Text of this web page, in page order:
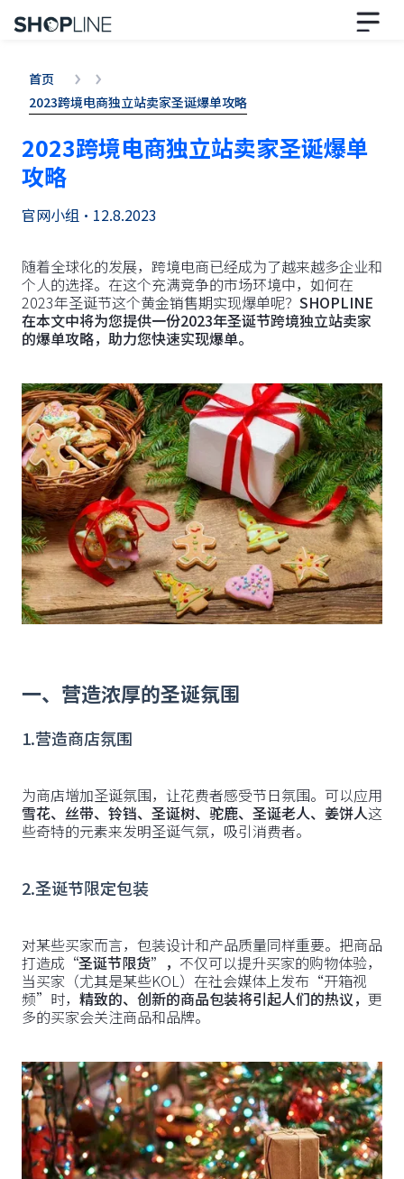
首页
2023跨境电商独立站卖家圣诞爆单攻略
2023跨境电商独立站卖家圣诞爆单
攻略
官网小组 • 12.8.2023
随着全球化的发展，跨境电商已经成为了越来越多企业和
个人的选择。在这个充满竞争的市场环境中，如何在
2023年圣诞节这个黄金销售期实现爆单呢？ SHOPLINE
在本文中将为您提供一份2023年圣诞节跨境独立站卖家
的爆单攻略，助力您快速实现爆单。
一、营造浓厚的圣诞氛围
1.营造商店氛围
为商店增加圣诞氛围，让花费者感受节日氛围。可以应用
雪花、丝带、铃铛、圣诞树、驼鹿、圣诞老人、姜饼人这
些奇特的元素来发明圣诞气氛，吸引消费者。
2.圣诞节限定包装
对某些买家而言，包装设计和产品质量同样重要。把商品
打造成 “圣诞节限货”， 不仅可以提升买家的购物体验，
当买家（尤其是某些KOL）在社会媒体上发布“开箱视
频”时， 精致的、创新的商品包装将引起人们的热议， 更
多的买家会关注商品和品牌。